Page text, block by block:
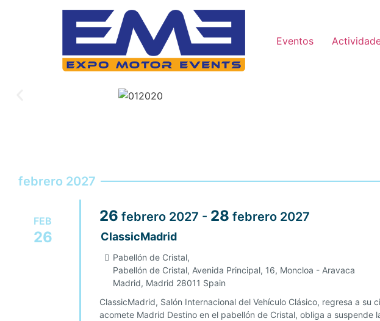
Eventos
febrero 2027
FEB
26
26 febrero 2027 - 28 febrero 2027
ClassicMadrid
Pabellón de Cristal,
Pabellón de Cristal, Avenida Principal, 16, Moncloa - Aravaca
Madrid, Madrid 28011 Spain
ClassicMadrid, Salón Internacional del Vehículo Clásico, regresa a
acomete Madrid Destino en el pabellón de Cristal, obliga a